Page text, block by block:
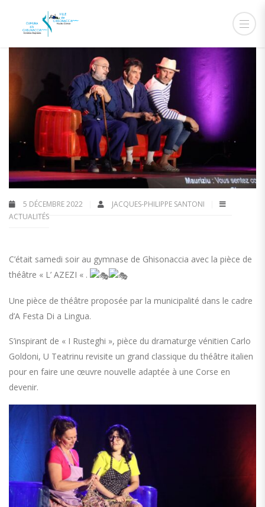
5 DÉCEMBRE 2022
JACQUES-PHILIPPE SANTONI
ACTUALITÉS
C’était samedi soir au gymnase de Ghisonaccia avec la pièce de
théâtre « L’ AZEZI « .
Une pièce de théâtre proposée par la municipalité dans le cadre
d’A Festa Di a Lingua.
S’inspirant de « I Rusteghi », pièce du dramaturge vénitien Carlo
Goldoni, U Teatrinu revisite un grand classique du théâtre italien
pour en faire une œuvre nouvelle adaptée à une Corse en
devenir.